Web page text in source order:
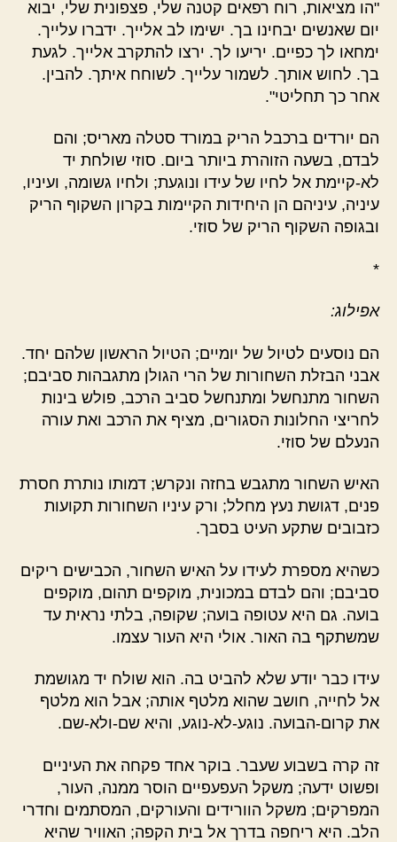
"הו מציאות, רוח רפאים קטנה שלי, פצפונית שלי, יבוא
יום שאנשים יבחינו בך. ישימו לב אלייך. ידברו עלייך.
ימחאו לך כפיים. יריעו לך. ירצו להתקרב אלייך. לגעת
בך. לחוש אותך. לשמור עלייך. לשוחח איתך. להבין.
אחר כך תחליטי".
הם יורדים ברכבל הריק במורד סטלה מאריס; והם
לבדם, בשעה הזוהרת ביותר ביום. סוזי שולחת יד
לא-קיימת אל לחיו של עידו ונוגעת; ולחיו גשומה, ועיניו,
עיניה, עיניהם הן היחידות הקיימות בקרון השקוף הריק
ובגופה השקוף הריק של סוזי.
*
אפילוג:
הם נוסעים לטיול של יומיים; הטיול הראשון שלהם יחד.
אבני הבזלת השחורות של הרי הגולן מתגבהות סביבם;
השחור מתנחשל ומתנחשל סביב הרכב, פולש בינות
לחריצי החלונות הסגורים, מציף את הרכב ואת עורה
הנעלם של סוזי.
האיש השחור מתגבש בחזה ונקרש; דמותו נותרת חסרת
פנים, דגושת נעץ מחלל; ורק עיניו השחורות תקועות
כזבובים שתקע העיט בסבך.
כשהיא מספרת לעידו על האיש השחור, הכבישים ריקים
סביבם; והם לבדם במכונית, מוקפים תהום, מוקפים
בועה. גם היא עטופה בועה; שקופה, בלתי נראית עד
שמשתקף בה האור. אולי היא העור עצמו.
עידו כבר יודע שלא להביט בה. הוא שולח יד מגושמת
אל לחייה, חושב שהוא מלטף אותה; אבל הוא מלטף
את קרום-הבועה. נוגע-לא-נוגע, והיא שם-ולא-שם.
זה קרה בשבוע שעבר. בוקר אחד פקחה את העיניים
ופשוט ידעה; משקל העפעפיים הוסר ממנה, העור,
המפרקים; משקל הוורידים והעורקים, המסתמים וחדרי
הלב. היא ריחפה בדרך אל בית הקפה; האוויר שהיא